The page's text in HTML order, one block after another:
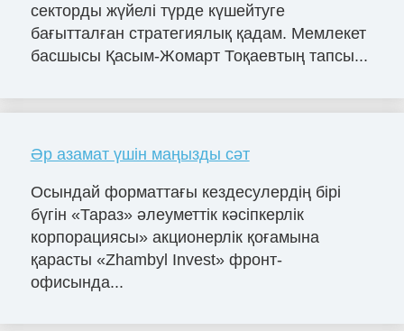
секторды жүйелі түрде күшейтуге
бағытталған стратегиялық қадам. Мемлекет
басшысы Қасым-Жомарт Тоқаевтың тапсы...
Әр азамат үшін маңызды сәт
Осындай форматтағы кездесулердің бірі
бүгін «Тараз» әлеуметтік кәсіпкерлік
корпорациясы» акционерлік қоғамына
қарасты «Zhambyl Invest» фронт-
офисында...